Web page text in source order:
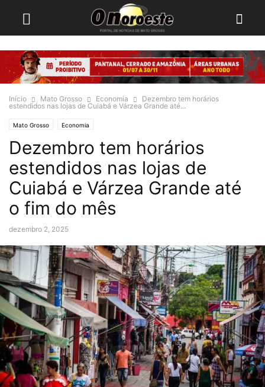
Início Mato Grosso Economia
Dezembro tem horários
estendidos nas lojas de Cuiabá e Várzea Grande até...
Mato Grosso Economia
Dezembro tem horários
estendidos nas lojas de
Cuiabá e Várzea Grande até
o fim do mês
dezembro 2, 2025